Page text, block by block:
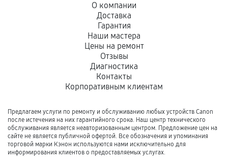
О компании
Доставка
Гарантия
Наши мастера
Цены на ремонт
Отзывы
Диагностика
Контакты
Корпоративным клиентам
Предлагаем услуги по ремонту и обслуживанию любых устройств Canon
после истечения на них гарантийного срока. Наш центр технического
обслуживания является неавторизованным центром. Предложение цен на
сайте не является публичной офертой. Все обозначения и упоминания
торговой марки Кэнон используются нами исключительно для
информирования клиентов о предоставляемых услугах.